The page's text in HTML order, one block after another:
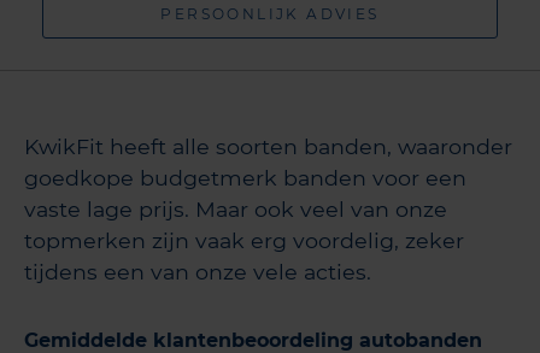
PERSOONLIJK ADVIES
KwikFit heeft alle soorten banden, waaronder
goedkope budgetmerk banden voor een
vaste lage prijs. Maar ook veel van onze
topmerken zijn vaak erg voordelig, zeker
tijdens een van onze vele acties.
Gemiddelde klantenbeoordeling autobanden